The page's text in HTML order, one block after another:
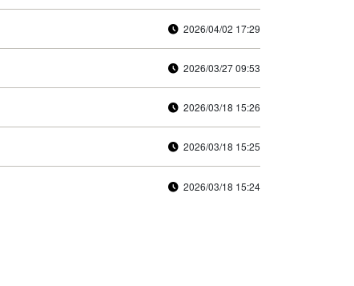
2026/04/02 17:29
2026/03/27 09:53
2026/03/18 15:26
2026/03/18 15:25
2026/03/18 15:24